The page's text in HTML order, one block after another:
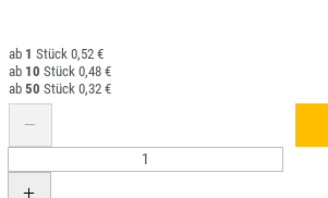
1
0,52 €
10
0,48 €
50
0,32 €